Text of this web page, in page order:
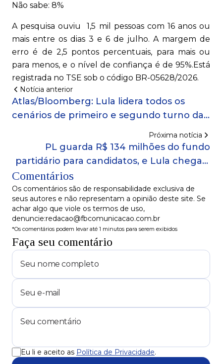
Não sabe: 8%
A pesquisa ouviu 1,5 mil pessoas com 16 anos ou
mais entre os dias 3 e 6 de julho. A margem de
erro é de 2,5 pontos percentuais, para mais ou
para menos, e o nível de confiança é de 95%.Está
registrada no TSE sob o código BR-05628/2026.
Notícia anterior
Atlas/Bloomberg: Lula lidera todos os
cenários de primeiro e segundo turno das
Próxima notícia
PL guarda R$ 134 milhões do fundo
partidário para candidatos, e Lula chega a
Comentários
Os comentários são de responsabilidade exclusiva de
seus autores e não representam a opinião deste site. Se
achar algo que viole os termos de uso,
denuncie:redacao@fbcomunicacao.com.br
*Os comentários podem levar até 1 minutos para serem exibidos
Faça seu comentário
Eu li e aceito as Política de Privacidade.